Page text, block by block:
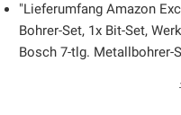
"Lieferumfang Amazon
Bohrer-Set, 1x Bit-Set,
Bosch 7-tlg. Metallbohrer-